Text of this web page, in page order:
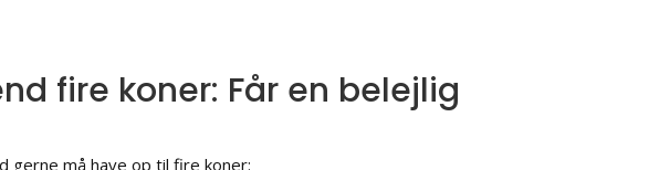
fire koner: Får en belejlig
gerne må have op til fire koner: